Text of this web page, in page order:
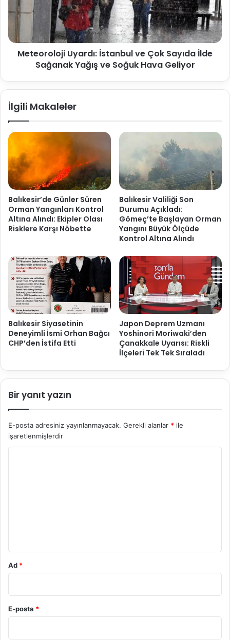
Meteoroloji Uyardı: İstanbul ve Çok Sayıda İlde
Sağanak Yağış ve Soğuk Hava Geliyor
İlgili Makaleler
Balıkesir’de Günler Süren
Orman Yangınları Kontrol
Altına Alındı: Ekipler Olası
Risklere Karşı Nöbette
Balıkesir Valiliği Son
Durumu Açıkladı:
Gömeç’te Başlayan Orman
Yangını Büyük Ölçüde
Kontrol Altına Alındı
Balıkesir Siyasetinin
Deneyimli İsmi Orhan Bağcı
CHP’den İstifa Etti
Japon Deprem Uzmanı
Yoshinori Moriwaki’den
Çanakkale Uyarısı: Riskli
İlçeleri Tek Tek Sıraladı
Bir yanıt yazın
E-posta adresiniz yayınlanmayacak. Gerekli alanlar * ile
işaretlenmişlerdir
Ad *
E-posta *